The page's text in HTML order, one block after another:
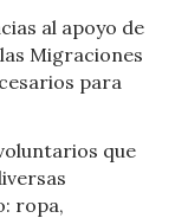
al apoyo de
Migraciones
para
que
ropa,